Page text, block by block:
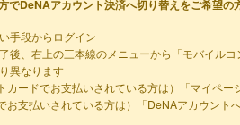
でDeNAアカウント決済へ切り替えをご希望の
手段からログイン
後、右上の三本線のメニューから「モバイルコ
異なります
カードでお支払いされている方は）「マイペ
お支払いされている方は）「DeNAアカウント